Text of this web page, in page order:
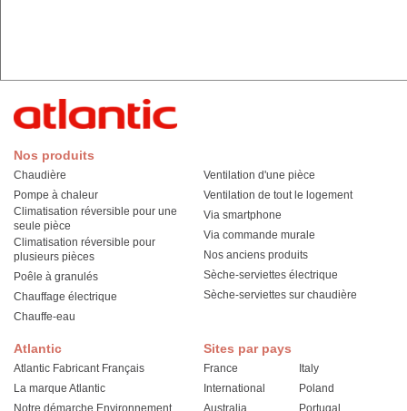
Atlantic
Atlantic Fabricant Français
La marque Atlantic
Notre démarche Environnement
Nos produits
Chaudière
Pompe à chaleur
Climatisation réversible pour une
seule pièce
Climatisation réversible pour
plusieurs pièces
Poêle à granulés
Chauffage électrique
Chauffe-eau
Ventilation d'une pièce
Ventilation de tout le logement
Via smartphone
Via commande murale
Nos anciens produits
Sèche-serviettes électrique
Sèche-serviettes sur chaudière
Sites par pays
France
International
Australia
Italy
Poland
Portugal